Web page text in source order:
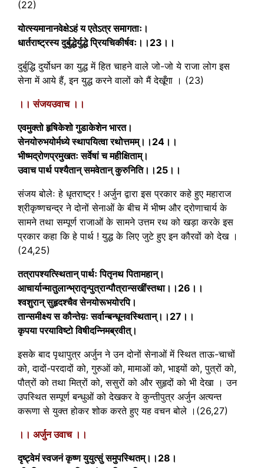
(22)
योत्स्यमानानवेक्षेऽहं य एतेऽत्र समागताः।
धार्तराष्ट्रस्य दुर्बुद्धेर्युद्धे प्रियचिकीर्षवः।।23।।
दुर्बुद्धि दुर्योधन का युद्ध में हित चाहने वाले जो-जो ये राजा लोग इस
सेना में आये हैं, इन युद्ध करने वालों को मैं देखूँगा । (23)
।। संजयउवाच ।।
एवमुक्तो हृषिकेशो गुडाकेशेन भारत।
सेनयोरुभयोर्मध्ये स्थापयित्वा रथोत्तमम्।।24।।
भीष्मद्रोणप्रमुखतः सर्वेषां च महीक्षिताम्।
उवाच पार्थ पश्यैतान् समवेतान् कुरुनिति।।25।।
संजय बोलेः हे धृतराष्ट्र ! अर्जुन द्वारा इस प्रकार कहे हुए महाराज
श्रीकृष्णचन्द्र ने दोनों सेनाओं के बीच में भीष्म और द्रोणाचार्य के
सामने तथा सम्पूर्ण राजाओं के सामने उत्तम रथ को खड़ा करके इस
प्रकार कहा कि हे पार्थ ! युद्ध के लिए जुटे हुए इन कौरवों को देख ।
(24,25)
तत्रापश्यत्स्थितान् पार्थः पितृनथ पितामहान्।
आचार्यान्मातुलान्भ्रातृन्पुत्रान्पौत्रान्सखींस्तथा।।26।।
श्वशुरान् सुहृदश्चैव सेनयोरूभयोरपि।
तान्समीक्ष्य स कौन्तेय़ः सर्वान्बन्धूनवस्थितान्।।27।।
कृपया परयाविष्टो विषीदन्निमब्रवीत्।
इसके बाद पृथापुत्र अर्जुन ने उन दोनों सेनाओं में स्थित ताऊ-चाचों
को, दादों-परदादों को, गुरुओं को, मामाओं को, भाइयों को, पुत्रों को,
पौत्रों को तथा मित्रों को, ससुरों को और सुहृदों को भी देखा । उन
उपस्थित सम्पूर्ण बन्धुओं को देखकर वे कुन्तीपुत्र अर्जुन अत्यन्त
करूणा से युक्त होकर शोक करते हुए यह वचन बोले ।(26,27)
।। अर्जुन उवाच ।।
दृष्ट्वेमं स्वजनं कृष्ण युयुत्सुं समुपस्थितम्।।28।